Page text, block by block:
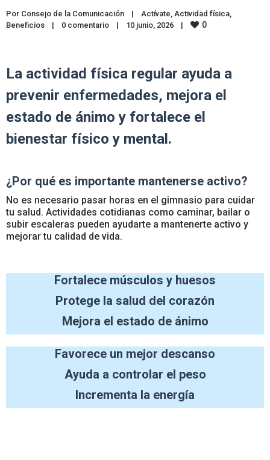
Por Consejo de la Comunicación | Actívate Actividad física
Beneficios
| 0 comentario | 10 junio, 2026 | 0
La actividad física regular ayuda a
prevenir enfermedades, mejora el
estado de ánimo y fortalece el
bienestar físico y mental.
¿Por qué es importante mantenerse activo?
No es necesario pasar horas en el gimnasio para cuidar
tu salud. Actividades cotidianas como caminar, bailar o
subir escaleras pueden ayudarte a mantenerte activo y
mejorar tu calidad de vida.
Fortalece músculos y huesos
Protege la salud del corazón
Mejora el estado de ánimo
Favorece un mejor descanso
Ayuda a controlar el peso
Incrementa la energía